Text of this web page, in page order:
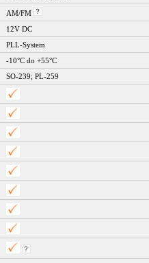
AM/FM
12V DC
PLL-System
-10°C do +55°C
SO-239; PL-259